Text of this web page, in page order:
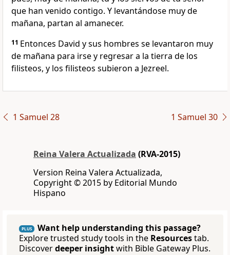
que han venido contigo. Y levantándose muy de
mañana, partan al amanecer.
11 Entonces David y sus hombres se levantaron muy
de mañana para irse y regresar a la tierra de los
filisteos, y los filisteos subieron a Jezreel.
1 Samuel 28 1 Samuel 30
Reina Valera Actualizada (RVA-2015)
Version Reina Valera Actualizada,
Copyright © 2015 by Editorial Mundo
Hispano
PLUS
Want help understanding this passage?
Explore trusted study tools in the Resourcestab.
Discoverdeeper insightwith Bible Gateway Plus.